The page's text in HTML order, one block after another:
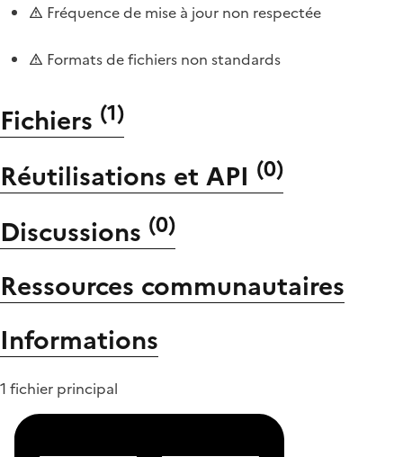
Fréquence de mise à jour non respectée
Formats de fichiers non standards
Fichiers (1)
Réutilisations et API (0)
Discussions (0)
Ressources communautaires
Informations
1 fichier principal